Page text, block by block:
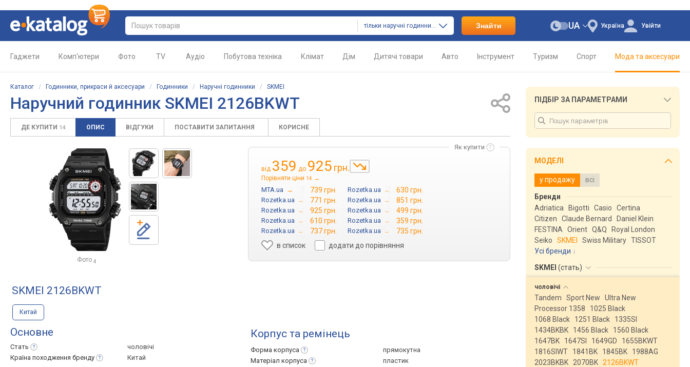
тільки наручні годинники Знайти Україна
UA Увійти
Гаджети Комп'ютери Фото TV Аудіо Побутова техніка Клімат Дім Дитячі товари Авто Інструмент Туризм Спорт Мода та аксесуари
Каталог / Годинники, прикраси й аксесуари / Годинники / Наручні годинники / SKMEI
Наручний годинник SKMEI 2126BKWT
ДЕ КУПИТИ 14 ОПИС ВІДГУКИ ПОСТАВИТИ ЗАПИТАННЯ КОРИСНЕ
Фото 4
Як купити
від 359 до 925 грн.
Порівняти ціни 14 →
MTA.ua → 739 грн. Rozetka.ua → 630 грн.
Rozetka.ua → 771 грн. Rozetka.ua → 851 грн.
Rozetka.ua → 925 грн. Rozetka.ua → 499 грн.
Rozetka.ua → 610 грн. Rozetka.ua → 359 грн.
Rozetka.ua → 737 грн. Rozetka.ua →
735 грн.
в список
додати до порівняння
SKMEI 2126BKWT
Китай
Основне
Стать
чоловічі
Країна походження бренду Китай
Корпус та ремінець
Форма корпуса
прямокутна
Матеріал корпуса
пластик
ПІДБІР ЗА ПАРАМЕТРАМИ
МОДЕЛІ
у продажу всі
Бренди
Adriatica
Bigotti Casio
Certina
Citizen
Claude Bernard
Daniel Klein
FESTINA
Orient Q&Q
Royal London
Seiko
SKMEI Swiss Military TISSOT
Усі бренди
SKMEI (стать)
чоловічі
Tandem Sport New
Ultra New
Processor 1358
1025 Black
1068 Black
1251 Black
1335SI
1434BKBK
1456 Black
1560 Black
1647BK
1647SI 1649GD
1655BKWT
1816SIWT
1841BK 1845BK
1988AG
2023BKBK
2070BK
2126BKWT